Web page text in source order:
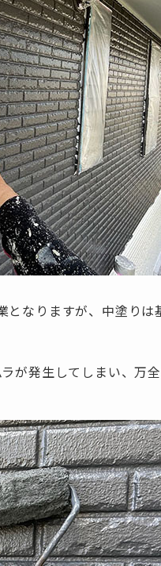
なりますが、中塗り
が発生してしまい、万